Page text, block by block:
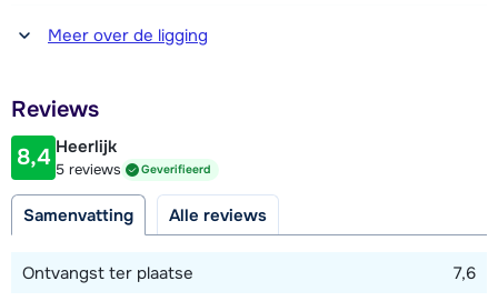
Afstand tot winkel(s)
100 meter
100 meter
Afstand tot piste
50 meter
Meer over de ligging
Reviews
8,4 Heerlijk
5 reviews Geverifieerd
Samenvatting Alle reviews
Ontvangst ter plaatse
7,6